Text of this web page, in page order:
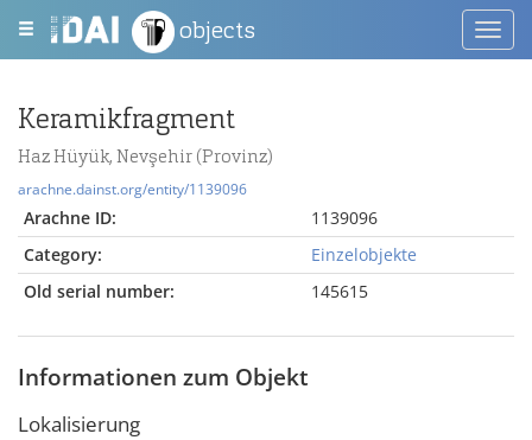
objects
Keramikfragment
Haz Hüyük, Nevşehir (Provinz)
arachne.dainst.org/entity/1139096
Arachne ID:
1139096
Category:
Einzelobjekte
Old serial number:
145615
Informationen zum Objekt
Lokalisierung